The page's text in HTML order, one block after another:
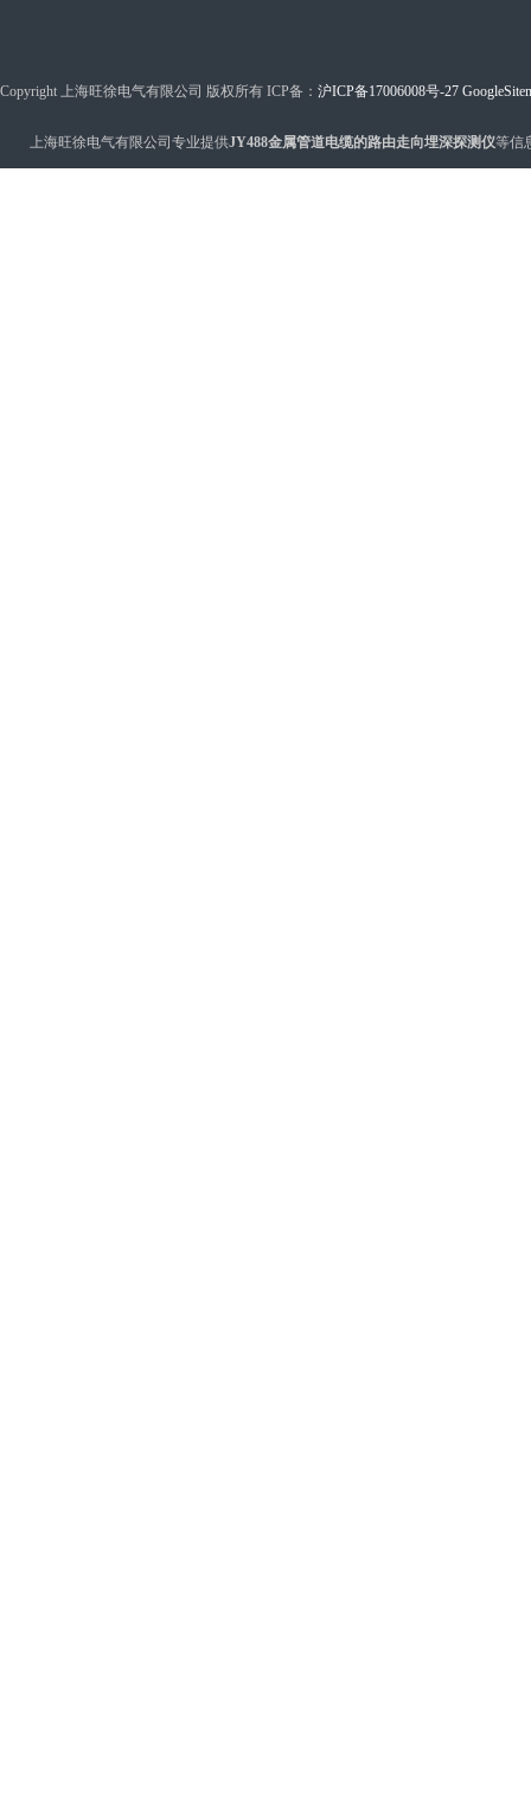
Copyright 上海旺徐电气有限公司 版权所有 ICP备： 沪ICP备17006008号-27
上海旺徐电气有限公司专业提供JY488金属管道电缆的路由走向埋深探测仪等信